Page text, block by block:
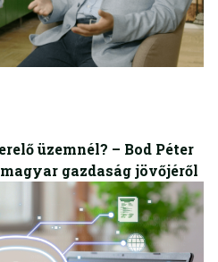
üzemnél? – Bod Péter
gazdaság jövőjéről